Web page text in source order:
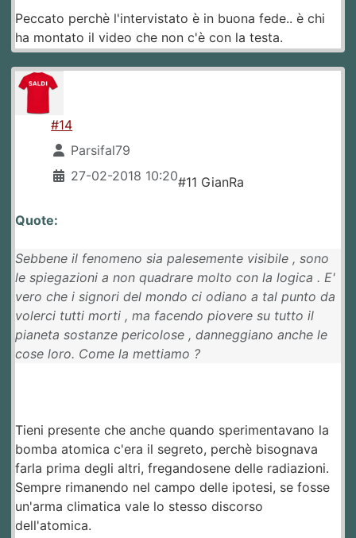
Peccato perchè l'intervistato è in buona fede.. è chi
ha montato il video che non c'è con la testa.
#14
Parsifal79
27-02-2018 10:20#11 GianRa
Quote:
Sebbene il fenomeno sia palesemente visibile , sono
le spiegazioni a non quadrare molto con la logica . E'
vero che i signori del mondo ci odiano a tal punto da
volerci tutti morti , ma facendo piovere su tutto il
pianeta sostanze pericolose , danneggiano anche le
cose loro. Come la mettiamo ?
Tieni presente che anche quando sperimentavano la
bomba atomica c'era il segreto, perchè bisognava
farla prima degli altri, fregandosene delle radiazioni.
Sempre rimanendo nel campo delle ipotesi, se fosse
un'arma climatica vale lo stesso discorso
dell'atomica.